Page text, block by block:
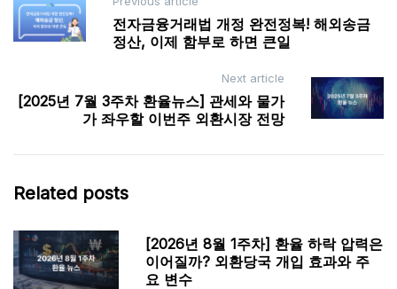
navigation전자금융거래법 개정 완전정복! 해외송금
정산, 이제 함부로 하면 큰일
Next article
[2025년 7월 3주차 환율뉴스] 관세와 물가
가 좌우할 이번주 외환시장 전망
Related posts
[2026년 8월 1주차] 환율 하락 압력은
이어질까? 외환당국 개입 효과와 주
요 변수